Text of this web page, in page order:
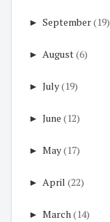
► September(19)
► August(6)
► July(19)
► June (12)
► May(17)
► April (22)
► March(14)